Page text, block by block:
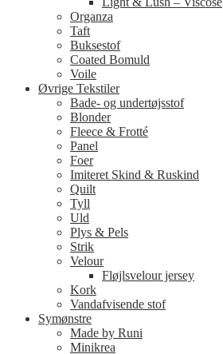
Organza
Taft
Buksestof
Coated Bomuld
Voile
Øvrige Tekstiler
Bade- og undertøjsstof
Blonder
Fleece & Frotté
Panel
Foer
Imiteret Skind & Ruskind
Quilt
Tyll
Uld
Plys & Pels
Strik
Velour
Fløjlsvelour jersey
Kork
Vandafvisende stof
Symønstre
Made by Runi
Minikrea